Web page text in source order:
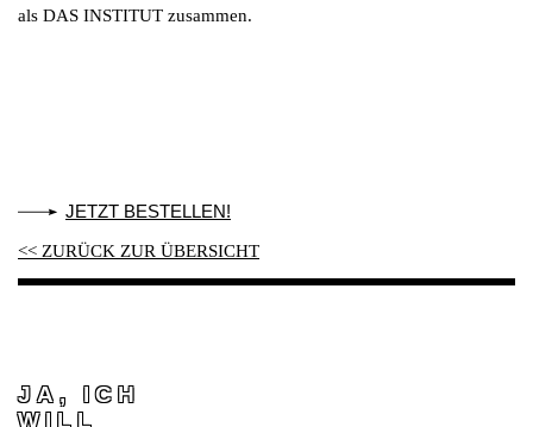
als DAS INSTITUT zusammen.
JETZT BESTELLEN!
<< ZURÜCK ZUR ÜBERSICHT
JA, ICH
WILL